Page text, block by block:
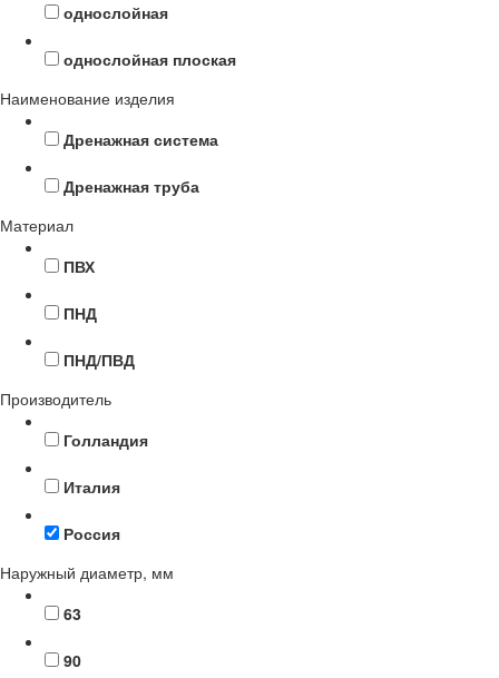
однослойная
однослойная плоская
Наименование изделия
Дренажная система
Дренажная труба
Материал
ПВХ
ПНД
ПНД/ПВД
Производитель
Голландия
Италия
Россия
Наружный диаметр, мм
63
90